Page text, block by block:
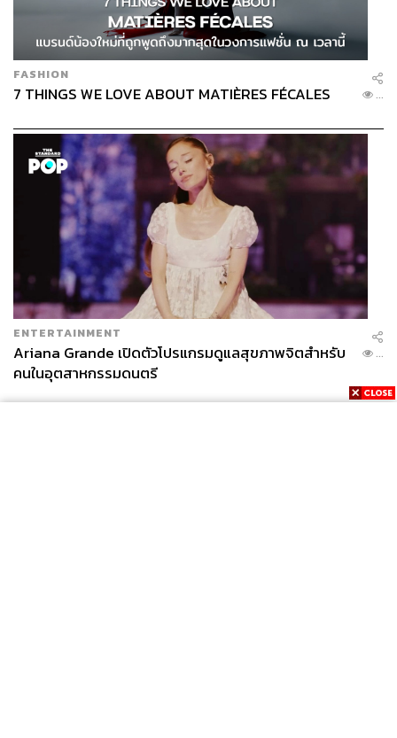
FASHION
7 THINGS WE LOVE ABOUT MATIÈRES FÉCALES ...
ENTERTAINMENT
Ariana Grande เปิดตัวโปรแกรมดูแลสุขภาพจิตสำหรับ
คนในอุตสาหกรรมดนตรี
...